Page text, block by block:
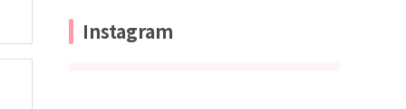
Instagram